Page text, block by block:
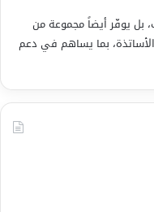
بل يوفّر أيضاً مجموعة من
والأساتذة، بما يساهم في دعم